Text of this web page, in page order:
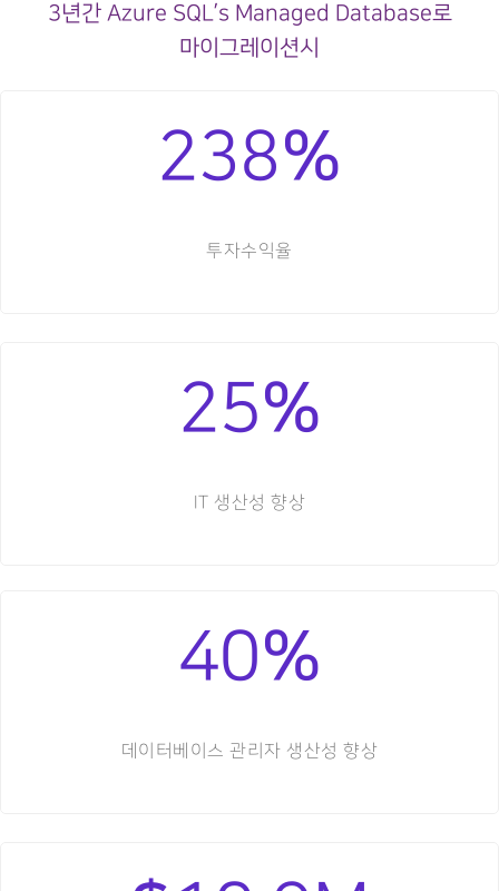
3년간 Azure SQL’s Managed Database로
마이그레이션시
238%
투자수익율
25%
IT 생산성 향상
40%
데이터베이스 관리자 생산성 향상